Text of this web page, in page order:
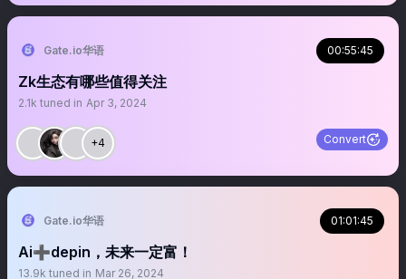
Gate.io华语 00:55:45
Zk生态有哪些值得关注
2.1k tuned in Apr 3, 2024
+4 Convert
Gate.io华语 01:01:45
Ai➕depin，未来一定富！
13.9k tuned in Mar 26, 2024